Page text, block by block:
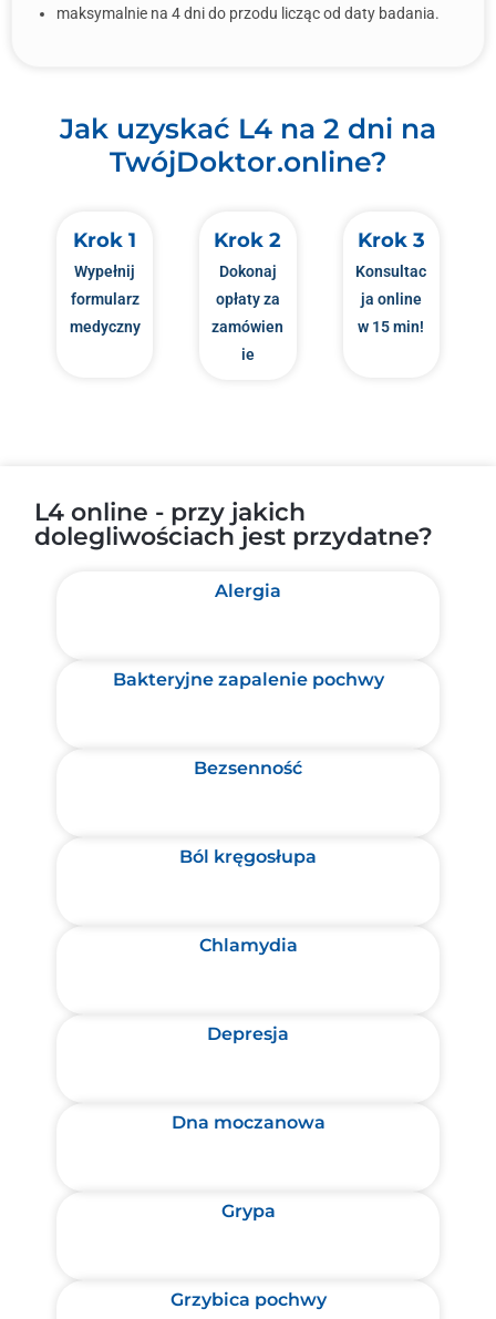
maksymalnie na 4 dni do przodu licząc od daty badania.
Jak uzyskać L4 na 2 dni na
TwójDoktor.online?
Krok 1
Wypełnij
formularz
medyczny
Krok 2
Dokonaj
opłaty za
zamówien
ie
Krok 3
Konsultac
ja online
w 15 min!
L4 online - przy jakich
dolegliwościach jest przydatne?
Alergia
Bakteryjne zapalenie pochwy
Bezsenność
Ból kręgosłupa
Chlamydia
Depresja
Dna moczanowa
Grypa
Grzybica pochwy